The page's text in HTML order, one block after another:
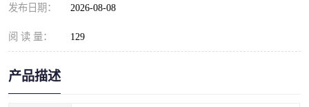
发布日期： 2026-08-08
阅 读 量： 129
产品描述